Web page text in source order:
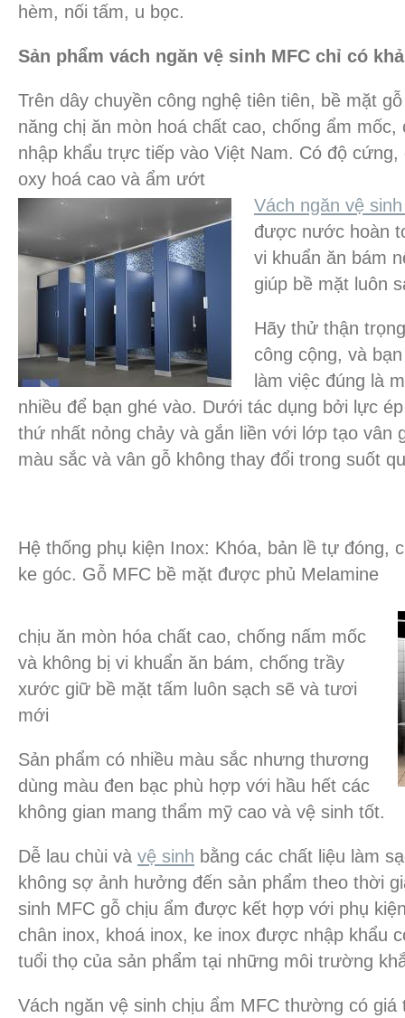
hèm, nối tấm, u bọc.
Sản phẩm vách ngăn vệ sinh MFC chỉ có
Trên dây chuyền công nghệ tiên tiên, bề mặt
năng chị ăn mòn hoá chất cao, chống ẩm
nhập khẩu trực tiếp vào Việt Nam. Có độ
oxy hoá cao và ẩm ướt
Vách ngăn vệ
được nước hoàn
vi khuẩn ăn bám
giúp bề mặt luôn
Hãy thử thận
công cộng, và
làm việc đúng là
nhiều để bạn ghé vào. Dưới tác dụng bởi lực
thứ nhất nỏng chảy và gắn liền với lớp tạo vân
màu sắc và vân gỗ không thay đổi trong suốt
Hệ thống phụ kiện Inox: Khóa, bản lề tự đóng,
ke góc. Gỗ MFC bề mặt được phủ Melamine
chịu ăn mòn hóa chất cao, chống nấm mốc
và không bị vi khuẩn ăn bám, chống trầy
xước giữ bề mặt tấm luôn sạch sẽ và tươi
mới
Sản phẩm có nhiều màu sắc nhưng thương
dùng màu đen bạc phù hợp với hầu hết các
không gian mang thẩm mỹ cao và vệ sinh tốt.
Dễ lau chùi và vệ sinh bằng các chất liệu làm
không sợ ảnh hưởng đến sản phẩm theo thời
sinh MFC gỗ chịu ẩm được kết hợp với phụ
chân inox, khoá inox, ke inox được nhập khẩu
tuổi thọ của sản phẩm tại những môi trường
Vách ngăn vệ sinh chịu ẩm MFC thường có